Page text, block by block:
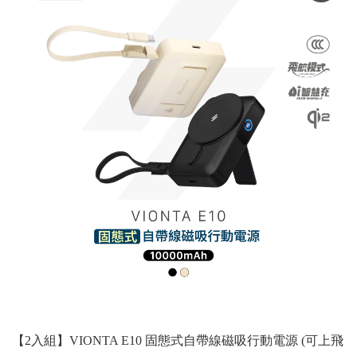
【2入組】VIONTA E10 固態式自帶線磁吸行動電源 (可上飛